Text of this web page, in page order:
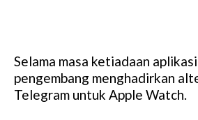
Selama masa ketiadaan
pengembang menghadirkan
Telegram untuk Apple Watch.